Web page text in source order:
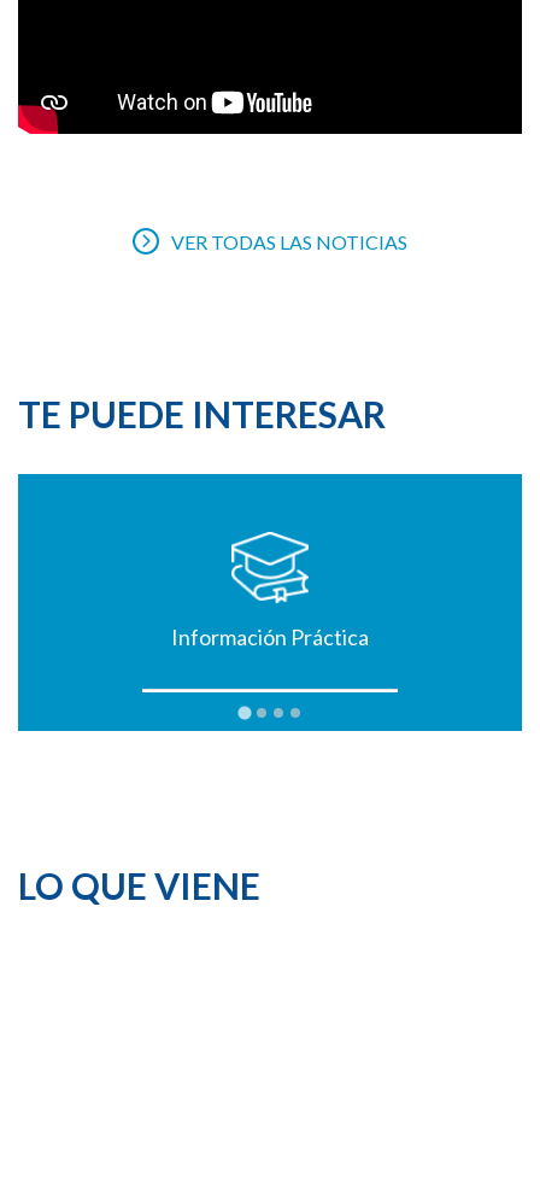
VER TODAS LAS NOTICIAS
TE PUEDE INTERESAR
Información Práctica
LO QUE VIENE